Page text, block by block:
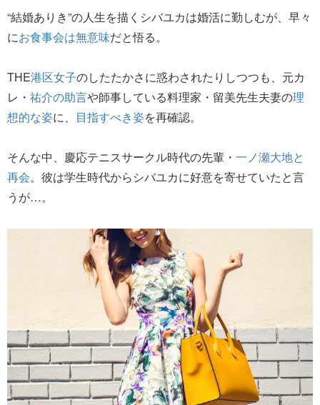
“結婚ありき”の人生を描くシバユカは婚活に勤しむが、早々
にお食事会は無意味だと悟る。
THE港区女子のしたたかさに惑わされたりしつつも、元カ
レ・ 祐介の助言や師事している料理家・留美先生夫妻の理
想的な姿に、 目指すべき姿を再確認。
そんな中、慶応テニスサークル時代の先輩・ 一ノ瀬大地と
再会。彼は学生時代からシバユカに好意を寄せていたと言
うが…。